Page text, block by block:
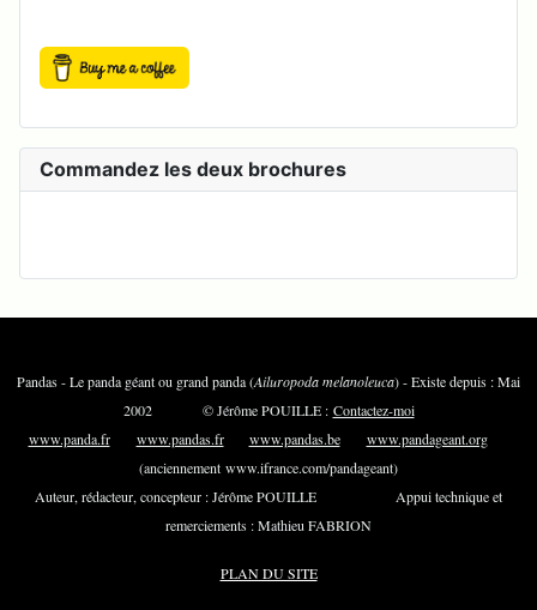
Commandez les deux brochures
Pandas - Le panda géant ou grand panda (Ailuropoda melanoleuca) - Existe depuis : Mai
2002 © Jérôme POUILLE : Contactez-moi
www.panda.fr
www.pandas.fr www.pandas.be
www.pandageant.org
(anciennement www.ifrance.com/pandageant)
Auteur, rédacteur, concepteur : Jérôme POUILLE Appui technique et
remerciements : Mathieu FABRION
PLAN DU SITE